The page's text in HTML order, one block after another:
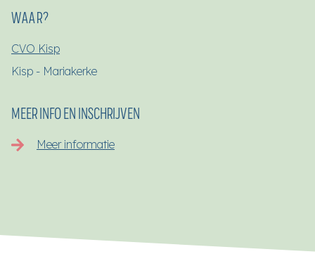
WAAR?
CVO Kisp
Kisp - Mariakerke
MEER INFO EN INSCHRIJVEN
Meer informatie